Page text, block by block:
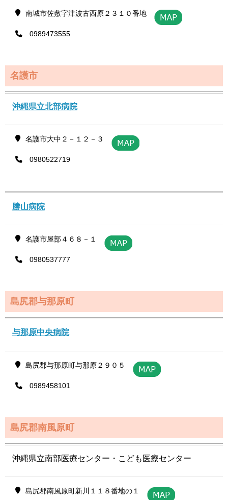
南城市佐敷字津波古西原２３１０番地
0989473555
名護市
沖縄県立北部病院
名護市大中２－１２－３
0980522719
勝山病院
名護市屋部４６８－１
0980537777
島尻郡与那原町
与那原中央病院
島尻郡与那原町与那原２９０５
0989458101
島尻郡南風原町
沖縄県立南部医療センター・こども医療センター
島尻郡南風原町新川１１８番地の１